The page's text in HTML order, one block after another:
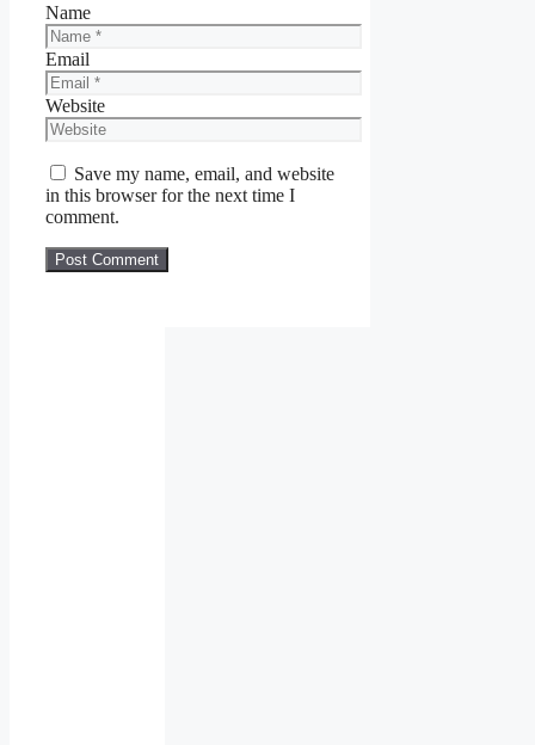
Name
Email
Website
Save my name, email, and website
in this browser for the next time I
comment.